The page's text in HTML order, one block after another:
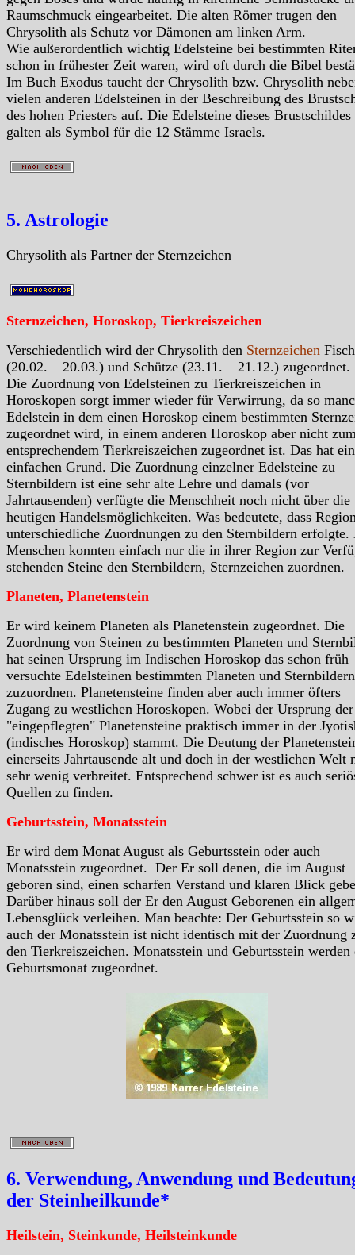
Raumschmuck eingearbeitet. Die alten Römer trugen den
Chrysolith als Schutz vor Dämonen am linken Arm.
Wie außerordentlich wichtig Edelsteine bei bestimmten
schon in frühester Zeit waren, wird oft durch die Bibel
Im Buch Exodus taucht der Chrysolith bzw. Chrysolith
vielen anderen Edelsteinen in der Beschreibung des
des hohen Priesters auf. Die Edelsteine dieses Brustschildes
galten als Symbol für die 12 Stämme Israels.
5. Astrologie
Chrysolith als Partner der Sternzeichen
Sternzeichen, Horoskop, Tierkreiszeichen
Verschiedentlich wird der Chrysolith den Sternzeichen
(20.02. – 20.03.) und Schütze (23.11. – 21.12.) zugeordnet.
Die Zuordnung von Edelsteinen zu Tierkreiszeichen in
Horoskopen sorgt immer wieder für Verwirrung, da so
Edelstein in dem einen Horoskop einem bestimmten
zugeordnet wird, in einem anderen Horoskop aber nicht
entsprechendem Tierkreiszeichen zugeordnet ist. Das hat
einfachen Grund. Die Zuordnung einzelner Edelsteine zu
Sternbildern ist eine sehr alte Lehre und damals (vor
Jahrtausenden) verfügte die Menschheit noch nicht über die
heutigen Handelsmöglichkeiten. Was bedeutete, dass
unterschiedliche Zuordnungen zu den Sternbildern erfolgte.
Menschen konnten einfach nur die in ihrer Region zur
stehenden Steine den Sternbildern, Sternzeichen zuordnen.
Planeten, Planetenstein
Er wird keinem Planeten als Planetenstein zugeordnet. Die
Zuordnung von Steinen zu bestimmten Planeten und
hat seinen Ursprung im Indischen Horoskop das schon früh
versuchte Edelsteinen bestimmten Planeten und Sternbildern
zuzuordnen. Planetensteine finden aber auch immer öfters
Zugang zu westlichen Horoskopen. Wobei der Ursprung der
"eingepflegten" Planetensteine praktisch immer in der
(indisches Horoskop) stammt. Die Deutung der
einerseits Jahrtausende alt und doch in der westlichen Welt
sehr wenig verbreitet. Entsprechend schwer ist es auch
Quellen zu finden.
Geburtsstein, Monatsstein
Er wird dem Monat August als Geburtsstein oder auch
Monatsstein zugeordnet. Der Er soll denen, die im August
geboren sind, einen scharfen Verstand und klaren Blick
Darüber hinaus soll der Er den August Geborenen ein
Lebensglück verleihen. Man beachte: Der Geburtsstein so
auch der Monatsstein ist nicht identisch mit der Zuordnung
den Tierkreiszeichen. Monatsstein und Geburtsstein werden
Geburtsmonat zugeordnet.
6. Verwendung, Anwendung und
der Steinheilkunde*
Heilstein, Steinkunde, Heilsteinkunde